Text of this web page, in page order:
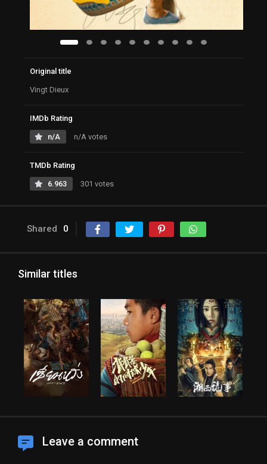
Original title
Vingt Dieux
IMDb Rating
n/A n/A votes
TMDb Rating
6.963 301 votes
Shared 0
Similar titles
Leave a comment